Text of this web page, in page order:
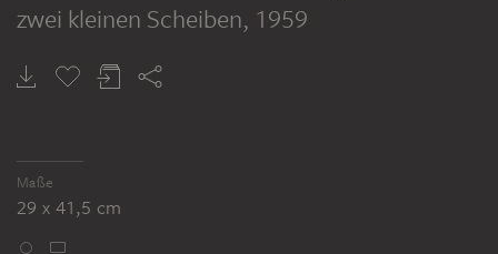
zwei kleinen Scheiben, 1959
Maße
29 x 41,5 cm